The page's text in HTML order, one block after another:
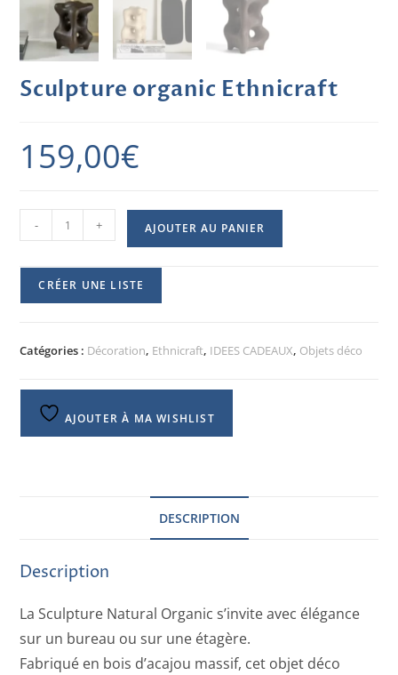
Sculpture organic Ethnicraft
159,00€
- + AJOUTER AU PANIER
CRÉER UNE LISTE
Catégories : Décoration, Ethnicraft, IDEES CADEAUX, Objets déco
AJOUTER À MA WISHLIST
DESCRIPTION
Description
La Sculpture Natural Organic s’invite avec élégance
sur un bureau ou sur une étagère.
Fabriqué en bois d’acajou massif, cet objet déco